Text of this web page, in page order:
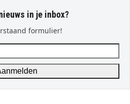
in je inbox?
formulier!